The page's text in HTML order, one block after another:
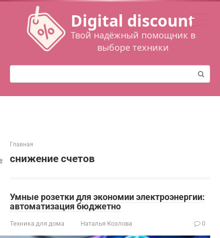
Перейти
контенту
Digital discount
Твой надёжный помощник в
выборе техники
Поиск:
Главная
снижение счетов
Умные розетки для экономии электроэнергии:
автоматизация бюджетно
Техника для дома Наталья Козлова 0